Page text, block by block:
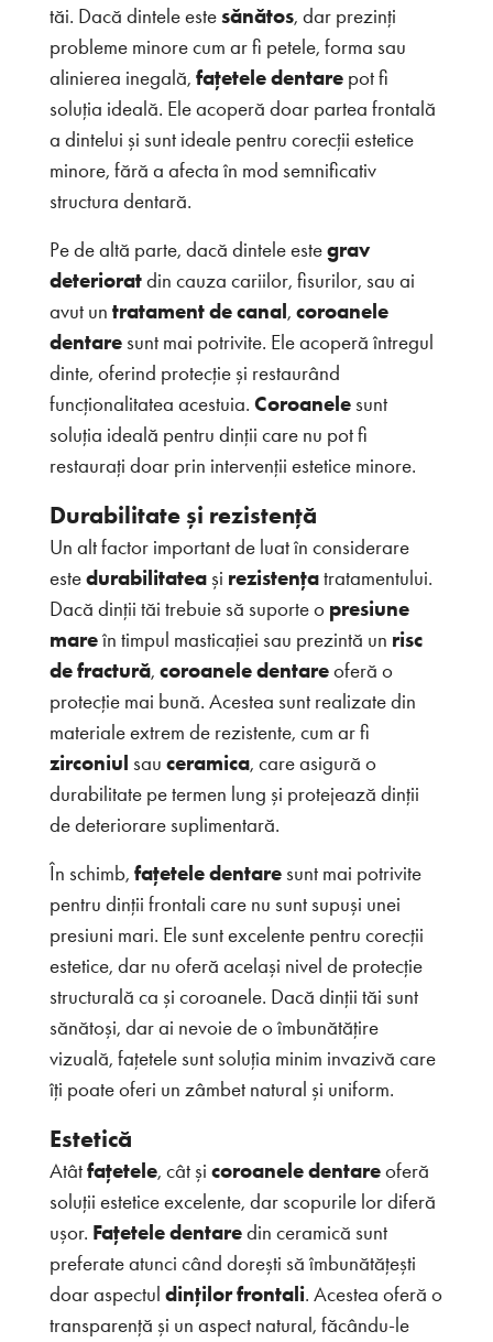
tăi. Dacă dintele estesănătos, dar prezinți
probleme minore cum ar fi petele, forma sau
alinierea inegală, fațetele dentarepot fi
soluția ideală. Ele acoperă doar partea frontală
a dintelui și sunt ideale pentru corecții estetice
minore, fără a afecta în mod semnificativ
structura dentară.
Pe de altă parte, dacă dintele estegrav
deterioratdin cauza cariilor, fisurilor, sau ai
avut un tratament de canal, coroanele
dentaresunt mai potrivite. Ele acoperă întregul
dinte, oferind protecție și restaurând
funcționalitatea acestuia. Coroanelesunt
soluția ideală pentru dinții care nu pot fi
restaurați doar prin intervenții estetice minore.
Durabilitate și rezistență
Un alt factor important de luat în considerare
estedurabilitateași rezistențatratamentului.
Dacă dinții tăi trebuie să suporte o presiune
mareîn timpul masticației sau prezintă un risc
de fractură, coroanele dentareoferă o
protecție mai bună. Acestea sunt realizate din
materiale extrem de rezistente, cum ar fi
zirconiul sau ceramica, care asigură o
durabilitate pe termen lung și protejează dinții
de deteriorare suplimentară.
În schimb, fațetele dentaresunt mai potrivite
pentru dinții frontali care nu sunt supuși unei
presiuni mari. Ele sunt excelente pentru corecții
estetice, dar nu oferă același nivel de protecție
structurală ca și coroanele. Dacă dinții tăi sunt
sănătoși, dar ai nevoie de o îmbunătățire
vizuală, fațetele sunt soluția minim invazivă care
îți poate oferi un zâmbet natural și uniform.
Estetică
Atâtfațetele, cât și coroanele dentareoferă
soluții estetice excelente, dar scopurile lor diferă
ușor. Fațetele dentaredin ceramică sunt
preferate atunci când dorești să îmbunătățești
doar aspectul dinților frontali. Acestea oferă o
transparență și un aspect natural, făcându-le